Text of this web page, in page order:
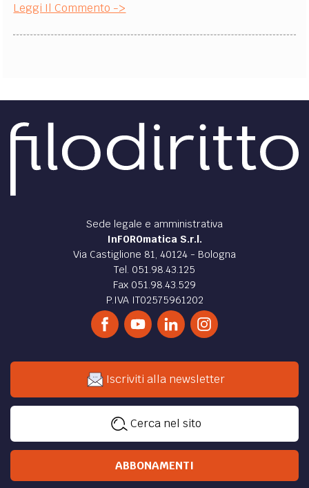
Leggi Il Commento ->
Sede legale e amministrativa
InFOROmatica S.r.l.
Via Castiglione 81, 40124 - Bologna
Tel. 051.98.43.125
Fax 051.98.43.529
P.IVA IT02575961202
Iscriviti alla newsletter
Cerca nel sito
ABBONAMENTI